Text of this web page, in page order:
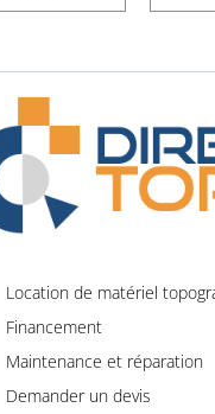
Location de matériel
Financement
Maintenance et réparation
Demander un devis